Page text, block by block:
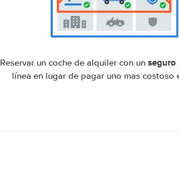
Reservar un coche de alquiler con un seguro
línea en lugar de pagar uno mas costoso